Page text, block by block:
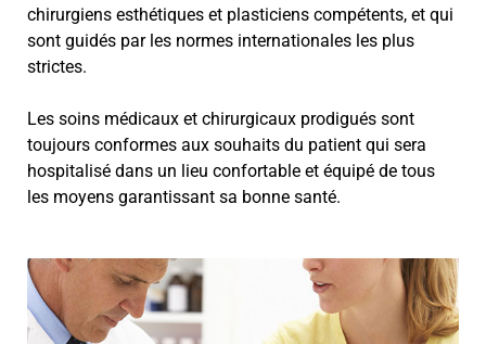
chirurgiens esthétiques et plasticiens compétents, et qui
sont guidés par les normes internationales les plus
strictes.
Les soins médicaux et chirurgicaux prodigués sont
toujours conformes aux souhaits du patient qui sera
hospitalisé dans un lieu confortable et équipé de tous
les moyens garantissant sa bonne santé.